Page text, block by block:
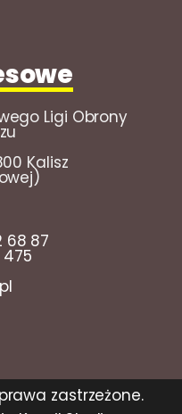
Ligi Obrony
Kalisz
68 87
475
zastrzeżone.